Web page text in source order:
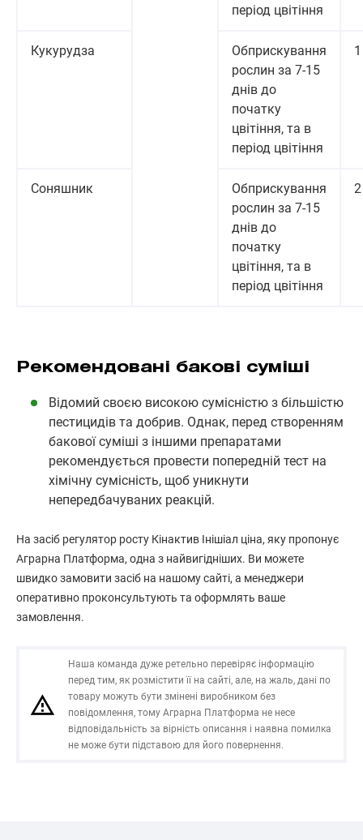
період цвітіння
Кукурудза
Обприскування
рослин за 7-15
днів до
початку
цвітіння, та в
період цвітіння
1
Соняшник
Обприскування
рослин за 7-15
днів до
початку
цвітіння, та в
період цвітіння
2
Рекомендовані бакові суміші
Відомий своєю високою сумісністю з більшістю
пестицидів та добрив. Однак, перед створенням
бакової суміші з іншими препаратами
рекомендується провести попередній тест на
хімічну сумісність, щоб уникнути
непередбачуваних реакцій.
На засіб регулятор росту Кінактив Інішіал ціна, яку пропонує
Аграрна Платформа, одна з найвигідніших. Ви можете
швидко замовити засіб на нашому сайті, а менеджери
оперативно проконсультують та оформлять ваше
замовлення.
Наша команда дуже ретельно перевіряє інформацію
перед тим, як розмістити її на сайті, але, на жаль, дані по
товару можуть бути змінені виробником без
повідомлення, тому Аграрна Платформа не несе
відповідальність за вірність описання і наявна помилка
не може бути підставою для його повернення.